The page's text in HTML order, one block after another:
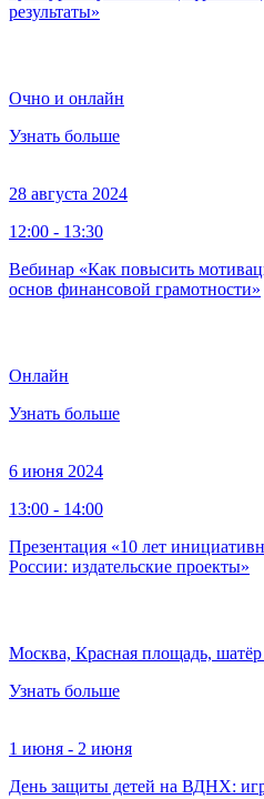
результаты»
Очно и онлайн
Узнать больше
28 августа 2024
12:00 - 13:30
Вебинар «Как повысить
основ финансовой грамотности»
Онлайн
Узнать больше
6 июня 2024
13:00 - 14:00
Презентация «10 лет
России: издательские проекты»
Москва, Красная площадь,
Узнать больше
1 июня - 2 июня
День защиты детей на ВДНХ: